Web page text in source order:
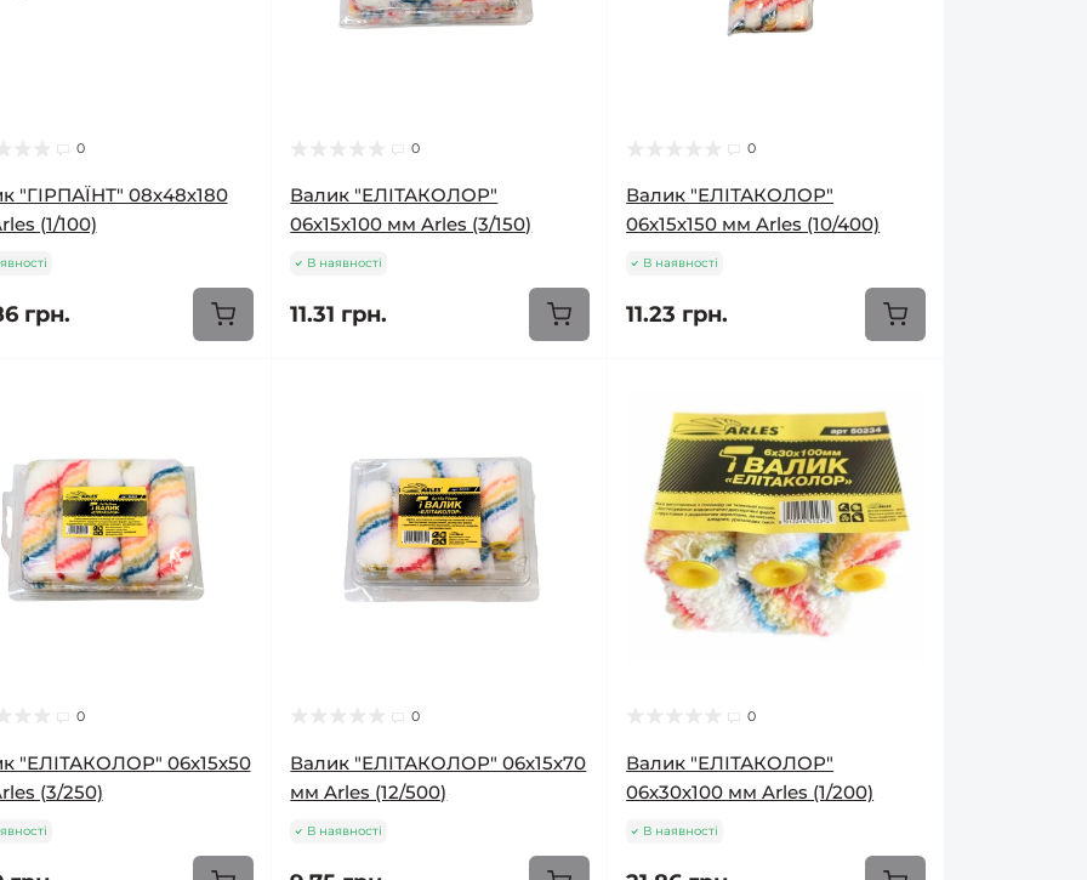
0
"ГІРПАЇНТ" 08х48х180
(1/100)
грн.
0
Валик "ЕЛІТАКОЛОР"
06х15х100 мм Arles (3/150)
В наявності
11.31 грн.
0
Валик "ЕЛІТАКОЛОР"
06х15х150 мм Arles (10/400)
В наявності
11.23 грн.
0
"ЕЛІТАКОЛОР" 06х15х50
(3/250)
0
Валик "ЕЛІТАКОЛОР" 06х15х70
мм Arles (12/500)
В наявності
0
Валик "ЕЛІТАКОЛОР"
06х30х100 мм Arles (1/200)
В наявності